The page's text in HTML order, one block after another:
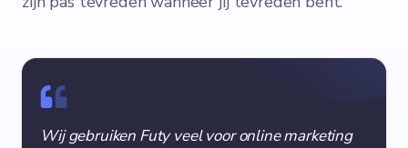
Wij gebruiken Futy veel voor online marketing